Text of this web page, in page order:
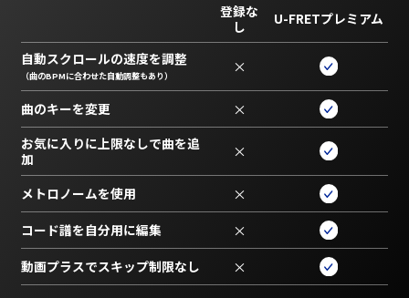
登録な
し
U-FRETプレミアム
自動スクロールの速度を調整
（曲のBPMに合わせた自動調整もあり） ×
曲のキーを変更 ×
お気に入りに上限なしで曲を追
加
×
メトロノームを使用 ×
コード譜を自分用に編集 ×
動画プラスでスキップ制限なし ×